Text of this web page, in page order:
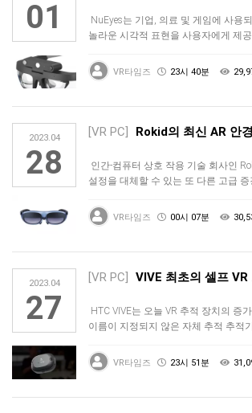
01
NuEyes는 기업, 의료 및 게임에 사용
놀라운 시각적 표현을 사용자에게 제
VR타임즈 23시 40분
2023.04
28
[VR PC] Rokid의 최신 AR 안경
인간-컴퓨터 상호 작용 기술 회사인
설정을 대체할 수 있는 또 다른 고급
VR타임즈 00시 07분
2023.04
27
[VR PC] VIVE 최초의 셀프 VR
HTC VIVE는 오늘 VR 추적 장치의 증
이름이 지정되지 않은 자체 추적 추적
VR타임즈 23시 51분